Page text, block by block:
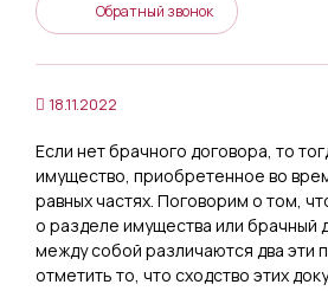
Обратный звонок
18.11.2022
Если нет брачного договора, то
имущество, приобретенное во
равных частях. Поговорим о том,
о разделе имущества или брачный
между собой различаются два эти
отметить то, что сходство этих